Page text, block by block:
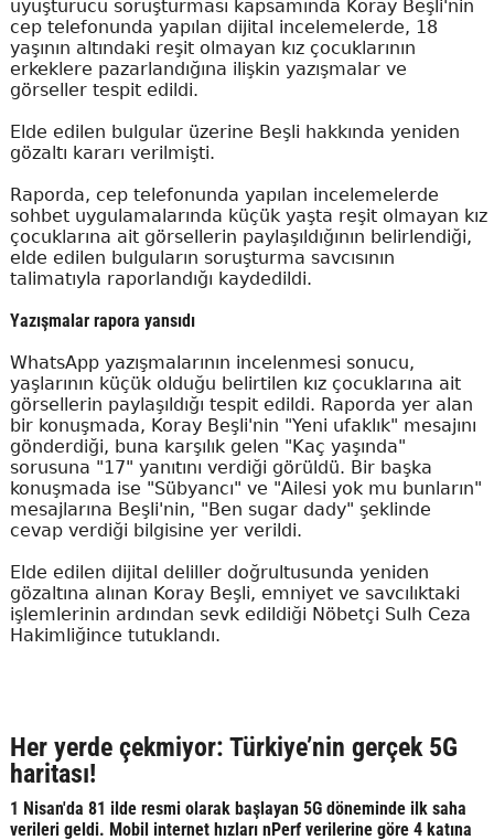
uyuşturucu soruşturması kapsamında Koray Beşli'nin
cep telefonunda yapılan dijital incelemelerde, 18
yaşının altındaki reşit olmayan kız çocuklarının
erkeklere pazarlandığına ilişkin yazışmalar ve
görseller tespit edildi.
Elde edilen bulgular üzerine Beşli hakkında yeniden
gözaltı kararı verilmişti.
Raporda, cep telefonunda yapılan incelemelerde
sohbet uygulamalarında küçük yaşta reşit olmayan kız
çocuklarına ait görsellerin paylaşıldığının belirlendiği,
elde edilen bulguların soruşturma savcısının
talimatıyla raporlandığı kaydedildi.
Yazışmalar rapora yansıdı
WhatsApp yazışmalarının incelenmesi sonucu,
yaşlarının küçük olduğu belirtilen kız çocuklarına ait
görsellerin paylaşıldığı tespit edildi. Raporda yer alan
bir konuşmada, Koray Beşli'nin "Yeni ufaklık" mesajını
gönderdiği, buna karşılık gelen "Kaç yaşında"
sorusuna "17" yanıtını verdiği görüldü. Bir başka
konuşmada ise "Sübyancı" ve "Ailesi yok mu bunların"
mesajlarına Beşli'nin, "Ben sugar dady" şeklinde
cevap verdiği bilgisine yer verildi.
Elde edilen dijital deliller doğrultusunda yeniden
gözaltına alınan Koray Beşli, emniyet ve savcılıktaki
işlemlerinin ardından sevk edildiği Nöbetçi Sulh Ceza
Hakimliğince tutuklandı.
Her yerde çekmiyor: Türkiye’nin gerçek 5G
haritası!
1 Nisan'da 81 ilde resmi olarak başlayan 5G döneminde ilk saha
verileri geldi. Mobil internet hızları nPerf verilerine göre 4 katına